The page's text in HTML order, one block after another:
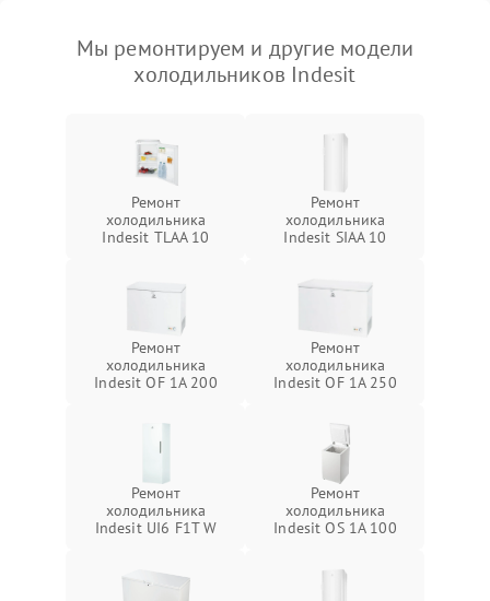
Мы ремонтируем и другие модели
холодильников Indesit
Ремонт
холодильника
Indesit TLAA 10
Ремонт
холодильника
Indesit SIAA 10
Ремонт
холодильника
Indesit OF 1A 200
Ремонт
холодильника
Indesit OF 1A 250
Ремонт
холодильника
Indesit UI6 F1T W
Ремонт
холодильника
Indesit OS 1A 100